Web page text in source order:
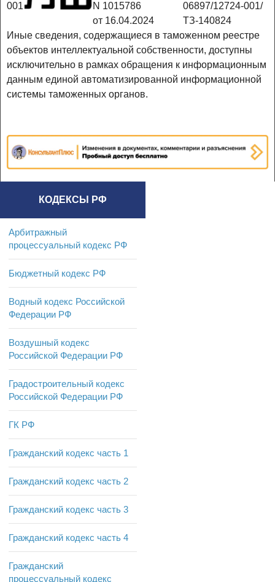
001
N 1015786
от 16.04.2024
06897/12724-001/
ТЗ-140824
Иные сведения, содержащиеся в таможенном реестре
объектов интеллектуальной собственности, доступны
исключительно в рамках обращения к информационным
данным единой автоматизированной информационной
системы таможенных органов.
КОДЕКСЫ РФ
Арбитражный
процессуальный кодекс РФ
Бюджетный кодекс РФ
Водный кодекс Российской
Федерации РФ
Воздушный кодекс
Российской Федерации РФ
Градостроительный кодекс
Российской Федерации РФ
ГК РФ
Гражданский кодекс часть 1
Гражданский кодекс часть 2
Гражданский кодекс часть 3
Гражданский кодекс часть 4
Гражданский
процессуальный кодекс